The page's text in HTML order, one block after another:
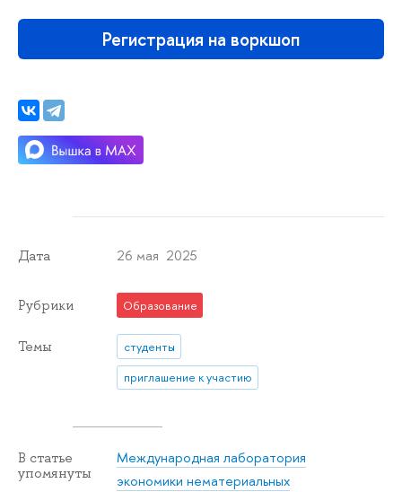
Регистрация на воркшоп
Дата 26 мая 2025
Рубрики Образование
Темы
студенты
приглашение к участию
В статье
упомянуты
Международная лаборатория
экономики нематериальных